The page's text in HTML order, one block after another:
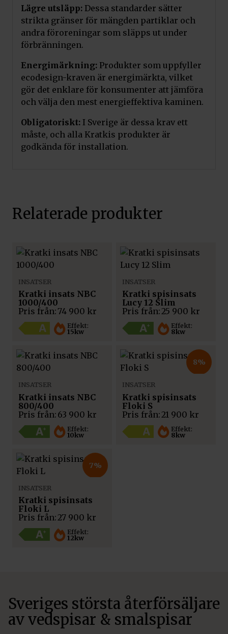
Lägre utsläpp: Dessa standarder sätter
strikta gränser för mängden partiklar och
andra föroreningar som släpps ut under
förbränningen.
Energimärkning: Produkter som uppfyller
ecodesign-kraven är energimärkta, vilket
gör det enklare för konsumenter att jämföra
och välja den mest energieffektiva kaminen.
Obligatoriskt: I Sverige är dessa krav ett
måste, och alla Kratkis produkter är
godkända för installation.
Relaterade produkter
Effekt:
15kw
INSATSER
Kratki insats NBC
1000/400
Pris från: 74 900 kr
Effekt:
8kw
INSATSER
Kratki spisinsats
Lucy 12 Slim
Pris från:25 900 kr
Effekt:
10kw
INSATSER
Kratki insats NBC
800/400
Pris från: 63 900 kr
8%
Effekt:
8kw
INSATSER
Kratki spisinsats
Floki S
Pris från:21 900 kr
7%
Effekt:
12kw
INSATSER
Kratki spisinsats
Floki L
Pris från:27 900 kr
Sveriges största återförsäljare
av vedspisar & smalspisar